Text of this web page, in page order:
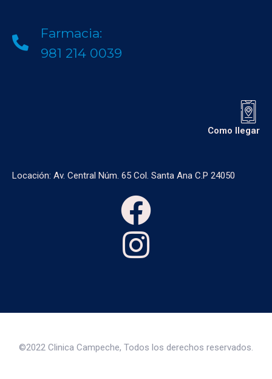
Farmacia:
981 214 0039
Como llegar
Locación: Av. Central Núm. 65 Col. Santa Ana C.P 24050
©2022 Clinica Campeche, Todos los derechos reservados.